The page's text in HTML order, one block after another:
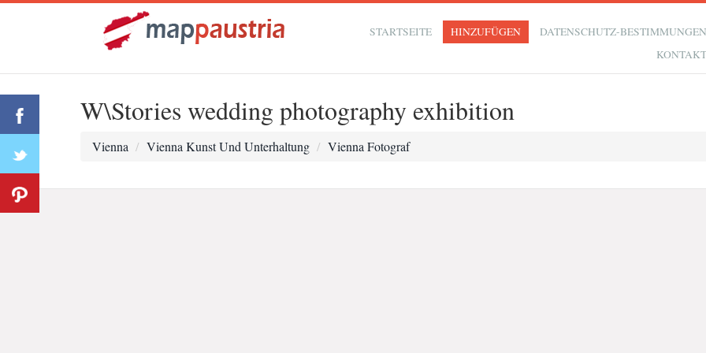
STARTSEITE HINZUFÜGEN
DATENSCHUTZ-
W\Stories wedding photography exhibition
Vienna Vienna Kunst Und Unterhaltung Vienna Fotograf